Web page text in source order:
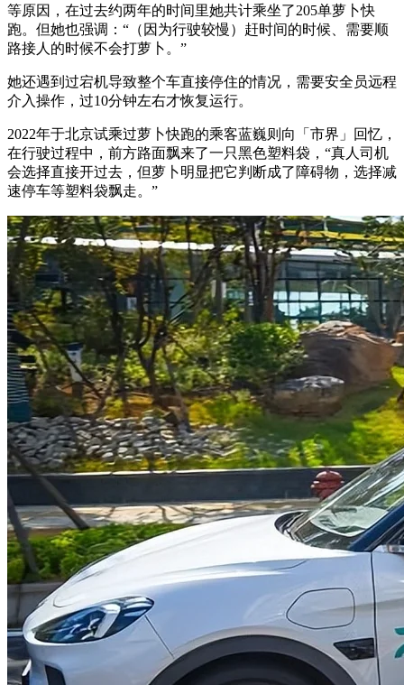
等原因，在过去约两年的时间里她共计乘坐了205单萝卜快
跑。但她也强调：“（因为行驶较慢）赶时间的时候、需要顺
路接人的时候不会打萝卜。”
她还遇到过宕机导致整个车直接停住的情况，需要安全员远程
介入操作，过10分钟左右才恢复运行。
2022年于北京试乘过萝卜快跑的乘客蓝巍则向「市界」回忆，
在行驶过程中，前方路面飘来了一只黑色塑料袋，“真人司机
会选择直接开过去，但萝卜明显把它判断成了障碍物，选择减
速停车等塑料袋飘走。”